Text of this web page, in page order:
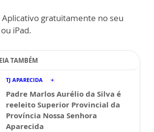
Aplicativo gratuitamente no seu
iPad.
TAMBÉM
TJ APARECIDA
Padre Marlos Aurélio da Silva é
reeleito Superior Provincial da
Província Nossa Senhora
Aparecida